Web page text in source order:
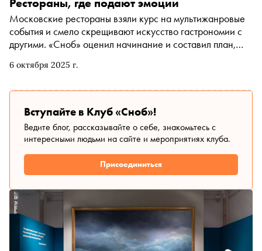
6 октября 2025 г.
Московские рестораны взяли курс на мультижанровые
события и смело скрещивают искусство гастрономии с
другими. «Сноб» оценил начинание и составил план,
Вступайте в Клуб «Сноб»!
Ведите блог, рассказывайте о себе, знакомьтесь с
интересными людьми на сайте и мероприятиях клуба.
Присоединиться